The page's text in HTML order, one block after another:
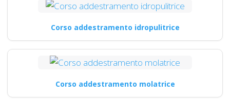
Corso addestramento idropulitrice
Corso addestramento molatrice